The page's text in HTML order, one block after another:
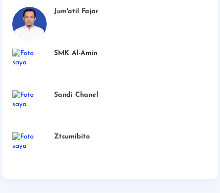
Jum'atil Fajar
SMK Al-Amin
Sandi Chanel
Ztsumibito